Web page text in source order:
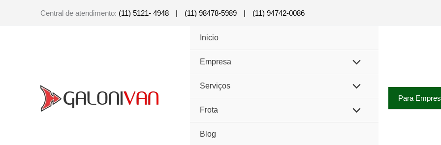
Central de atendimento: (11) 5121- 4948 | (11) 98478-5989 | (11) 94742-0086
Inicio
Empresa
Serviços
Frota
Blog
Para